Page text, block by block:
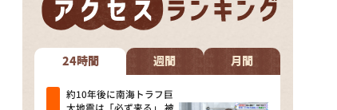
なるみ・岡村の過ぎるTV
相席食堂
これ余談なんですけど・・・
24時間 週間 月間
約10年後に南海トラフ巨